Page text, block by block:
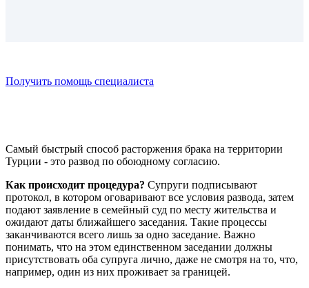
Получить помощь специалиста
Самый быстрый способ расторжения брака на территории
Турции - это развод по обоюдному согласию.
Как происходит процедура? Супруги подписывают
протокол, в котором оговаривают все условия развода, затем
подают заявление в семейный суд по месту жительства и
ожидают даты ближайшего заседания. Такие процессы
заканчиваются всего лишь за одно заседание. Важно
понимать, что на этом единственном заседании должны
присутствовать оба супруга лично, даже не смотря на то, что,
например, один из них проживает за границей.